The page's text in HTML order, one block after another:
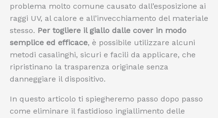
problema molto comune causato dall’esposizione ai
raggi UV, al calore e all’invecchiamento del materiale
stesso. Per togliere il giallo dalle cover in modo
semplice ed efficace, è possibile utilizzare alcuni
metodi casalinghi, sicuri e facili da applicare, che
ripristinano la trasparenza originale senza
danneggiare il dispositivo.
In questo articolo ti spiegheremo passo dopo passo
come eliminare il fastidioso ingiallimento delle